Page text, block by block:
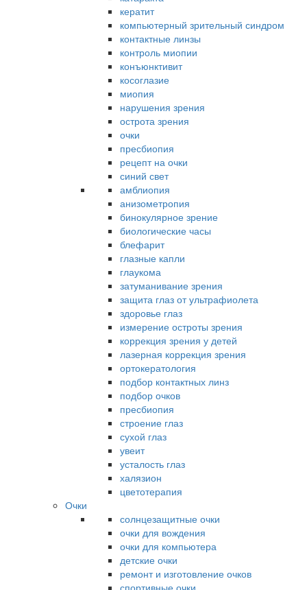
кератит
компьютерный зрительный синдром
контактные линзы
контроль миопии
конъюнктивит
косоглазие
миопия
нарушения зрения
острота зрения
очки
пресбиопия
рецепт на очки
синий свет
амблиопия
анизометропия
бинокулярное зрение
биологические часы
блефарит
глазные капли
глаукома
затуманивание зрения
защита глаз от ультрафиолета
здоровье глаз
измерение остроты зрения
коррекция зрения у детей
лазерная коррекция зрения
ортокератология
подбор контактных линз
подбор очков
пресбиопия
строение глаз
сухой глаз
увеит
усталость глаз
халязион
цветотерапия
Очки
солнцезащитные очки
очки для вождения
очки для компьютера
детские очки
ремонт и изготовление очков